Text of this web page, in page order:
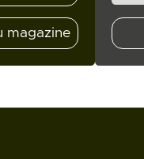
magazine